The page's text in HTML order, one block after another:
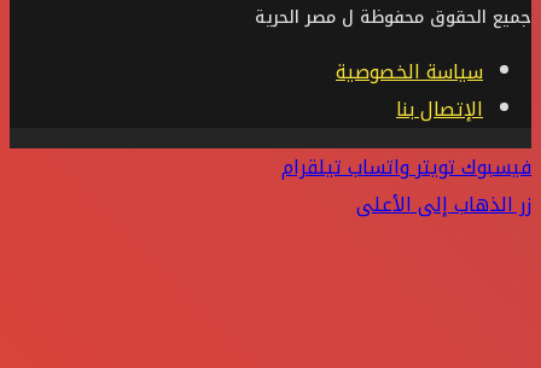
جميع الحقوق محفوظة ل مصر الحرية
سياسة الخصوصية
الإتصال بنا
فيسبوكتويترواتسابتيلقرام
زر الذهاب إلى الأعلى